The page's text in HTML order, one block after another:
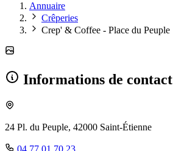
Annuaire
Crêperies
Crep' & Coffee - Place du Peuple
Informations de contact
24 Pl. du Peuple, 42000 Saint-Étienne
04 77 01 70 23